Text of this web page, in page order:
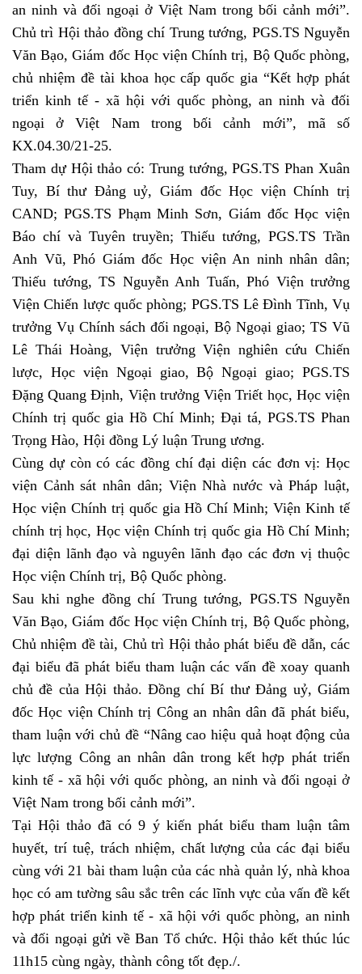
an ninh và đối ngoại ở Việt Nam trong bối cảnh mới”.
Chủ trì Hội thảo đồng chí Trung tướng, PGS.TS Nguyễn
Văn Bạo, Giám đốc Học viện Chính trị, Bộ Quốc phòng,
chủ nhiệm đề tài khoa học cấp quốc gia “Kết hợp phát
triển kinh tế - xã hội với quốc phòng, an ninh và đối
ngoại ở Việt Nam trong bối cảnh mới”, mã số
KX.04.30/21-25.
Tham dự Hội thảo có: Trung tướng, PGS.TS Phan Xuân
Tuy, Bí thư Đảng uỷ, Giám đốc Học viện Chính trị
CAND; PGS.TS Phạm Minh Sơn, Giám đốc Học viện
Báo chí và Tuyên truyền; Thiếu tướng, PGS.TS Trần
Anh Vũ, Phó Giám đốc Học viện An ninh nhân dân;
Thiếu tướng, TS Nguyễn Anh Tuấn, Phó Viện trưởng
Viện Chiến lược quốc phòng; PGS.TS Lê Đình Tĩnh, Vụ
trưởng Vụ Chính sách đối ngoại, Bộ Ngoại giao; TS Vũ
Lê Thái Hoàng, Viện trưởng Viện nghiên cứu Chiến
lược, Học viện Ngoại giao, Bộ Ngoại giao; PGS.TS
Đặng Quang Định, Viện trưởng Viện Triết học, Học viện
Chính trị quốc gia Hồ Chí Minh; Đại tá, PGS.TS Phan
Trọng Hào, Hội đồng Lý luận Trung ương.
Cùng dự còn có các đồng chí đại diện các đơnvị: Học
viện Cảnh sát nhân dân; Viện Nhà nước và Pháp luật,
Học viện Chính trị quốc gia Hồ Chí Minh; Viện Kinh tế
chính trị học, Học viện Chính trị quốc gia Hồ Chí Minh;
đại diện lãnh đạo và nguyên lãnh đạo các đơn vị thuộc
Học viện Chính trị, Bộ Quốc phòng.
Sau khi nghe đồng chí Trung tướng, PGS.TS Nguyễn
Văn Bạo,Giám đốc Học viện Chính trị, Bộ Quốc phòng,
Chủ nhiệm đề tài, Chủ trì Hội thảo phát biểu đề dẫn, các
đại biểu đã phát biểu tham luận các vấn đề xoay quanh
chủ đề của Hội thảo. Đồng chí Bí thư Đảng uỷ, Giám
đốc Học viện Chính trị Công an nhân dân đã phát biểu,
tham luận với chủ đề “Nâng cao hiệu quả hoạt động của
lực lượng Công an nhân dân trong kết hợp phát triển
kinh tế - xã hội với quốc phòng, an ninh và đối ngoại ở
Việt Nam trong bối cảnh mới”.
Tại Hội thảo đã có9 ý kiến phát biểu tham luận tâm
huyết, trí tuệ, trách nhiệm, chất lượng của các đại biểu
cùng với21 bài tham luận của các nhà quản lý, nhà khoa
học có am tường sâu sắc trên các lĩnh vực của vấn đề kết
hợp phát triển kinh tế - xã hội với quốc phòng, an ninh
và đối ngoại gửi về Ban Tổ chức. Hội thảo kết thúc lúc
11h15 cùng ngày, thành công tốt đẹp./.